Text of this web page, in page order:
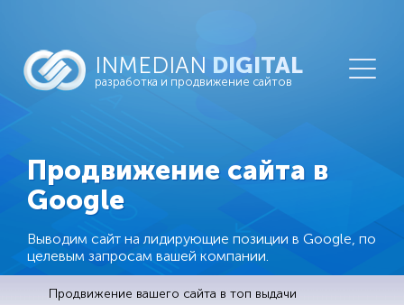
INMEDIAN DIGITAL
разработка и продвижение сайтов
Продвижение сайта в
Google
Выводим сайт на лидирующие позиции в Google, по
целевым запросам вашей компании.
Продвижение вашего сайта в топ выдачи